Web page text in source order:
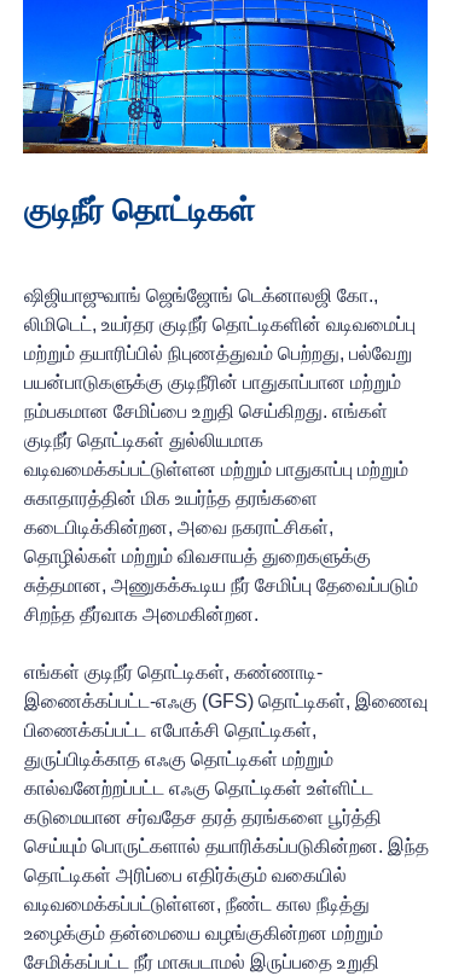
குடிநீர் தொட்டிகள்
ஷிஜியாஜுவாங் ஜெங்ஜோங் டெக்னாலஜி கோ.,
லிமிடெட், உயர்தர குடிநீர் தொட்டிகளின் வடிவமைப்பு
மற்றும் தயாரிப்பில் நிபுணத்துவம் பெற்றது, பல்வேறு
பயன்பாடுகளுக்கு குடிநீரின் பாதுகாப்பான மற்றும்
நம்பகமான சேமிப்பை உறுதி செய்கிறது. எங்கள்
குடிநீர் தொட்டிகள் துல்லியமாக
வடிவமைக்கப்பட்டுள்ளன மற்றும் பாதுகாப்பு மற்றும்
சுகாதாரத்தின் மிக உயர்ந்த தரங்களை
கடைபிடிக்கின்றன, அவை நகராட்சிகள்,
தொழில்கள் மற்றும் விவசாயத் துறைகளுக்கு
சுத்தமான, அணுகக்கூடிய நீர் சேமிப்பு தேவைப்படும்
சிறந்த தீர்வாக அமைகின்றன.
எங்கள் குடிநீர் தொட்டிகள், கண்ணாடி-
இணைக்கப்பட்ட-எஃகு (GFS) தொட்டிகள், இணைவு
பிணைக்கப்பட்ட எபோக்சி தொட்டிகள்,
துருப்பிடிக்காத எஃகு தொட்டிகள் மற்றும்
கால்வனேற்றப்பட்ட எஃகு தொட்டிகள் உள்ளிட்ட
கடுமையான சர்வதேச தரத் தரங்களை பூர்த்தி
செய்யும் பொருட்களால் தயாரிக்கப்படுகின்றன. இந்த
தொட்டிகள் அரிப்பை எதிர்க்கும் வகையில்
வடிவமைக்கப்பட்டுள்ளன, நீண்ட கால நீடித்து
உழைக்கும் தன்மையை வழங்குகின்றன மற்றும்
சேமிக்கப்பட்ட நீர் மாசுபடாமல் இருப்பதை உறுதி
தொடர்பு